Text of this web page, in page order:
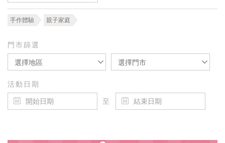
手作體驗 親子家庭
門市篩選
選擇地區 選擇門市
活動日期
至